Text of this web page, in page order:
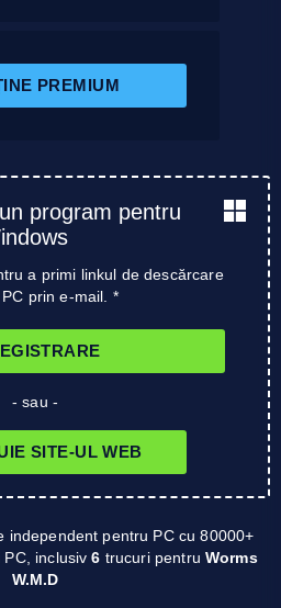
PREMIUM
program pentru
a primi linkul de descărcare
prin e-mail. *
- sau -
SITE-UL WEB
independent pentru PC cu 80000+
PC, inclusiv6 trucuri pentru Worms
W.M.D